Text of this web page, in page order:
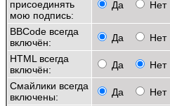
присоединять
мою подпись:
Да Нет
BBCode всегда
включён:
Да
Нет
HTML всегда
включён:
Да
Нет
Смайлики всегда
включены:
Да Нет